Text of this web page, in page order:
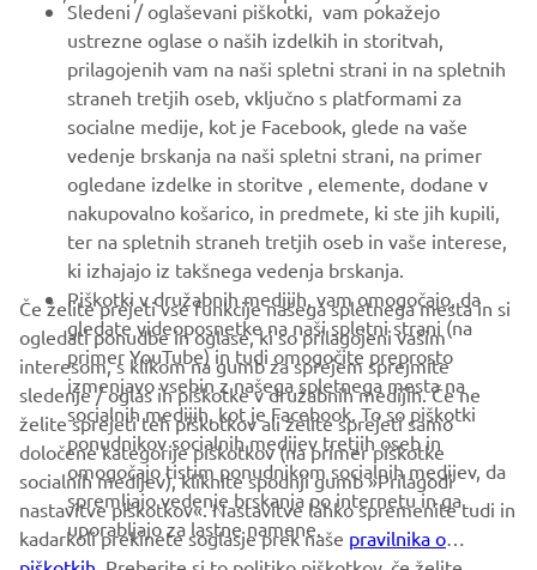
VEČ YAMAHA
PODPORA
GLASILO
Med prvimi prejmite novice o najnovejših ponudbah, posebnih
dogodkih, novih izdajah in še veliko več
NAROČI SE
Preberite našo Politiko zasebnosti, da izveste, kako obdelujemo
vaše osebne podatke: Pravilnik o Zasebnosti
Slovenia (Slovenian)
Sledeni / oglaševani piškotki, vam pokažejo
ustrezne oglase o naših izdelkih in storitvah,
prilagojenih vam na naši spletni strani in na spletnih
straneh tretjih oseb, vključno s platformami za
socialne medije, kot je Facebook, glede na vaše
vedenje brskanja na naši spletni strani, na primer
ogledane izdelke in storitve , elemente, dodane v
nakupovalno košarico, in predmete, ki ste jih kupili,
ter na spletnih straneh tretjih oseb in vaše interese,
ki izhajajo iz takšnega vedenja brskanja.
Piškotki v družabnih medijih, vam omogočajo, da
gledate videoposnetke na naši spletni strani (na
primer YouTube) in tudi omogočite preprosto
izmenjavo vsebin z našega spletnega mesta na
socialnih medijih, kot je Facebook. To so piškotki
ponudnikov socialnih medijev tretjih oseb in
omogočajo tistim ponudnikom socialnih medijev, da
spremljajo vedenje brskanja po internetu in ga
uporabljajo za lastne namene.
Če želite prejeti vse funkcije našega spletnega mesta in si
ogledati ponudbe in oglase, ki so prilagojeni vašim
interesom, s klikom na gumb za sprejem sprejmite
sledenje / oglas in piškotke v družabnih medijih. Če ne
želite sprejeti teh piškotkov ali želite sprejeti samo
določene kategorije piškotkov (na primer piškotke
socialnih medijev), kliknite spodnji gumb »Prilagodi
nastavitve piškotkov«. Nastavitve lahko spremenite tudi in
kadarkoli prekinete soglasje prek naše pravilnika o